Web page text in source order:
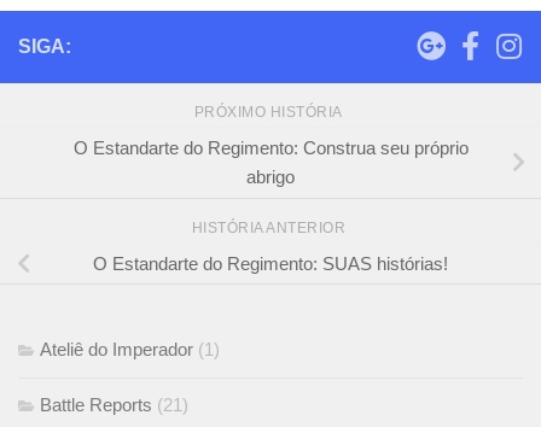
SIGA:
PRÓXIMO HISTÓRIA
O Estandarte do Regimento: Construa seu próprio
abrigo
HISTÓRIA ANTERIOR
O Estandarte do Regimento: SUAS histórias!
Ateliê do Imperador (1)
Battle Reports (21)